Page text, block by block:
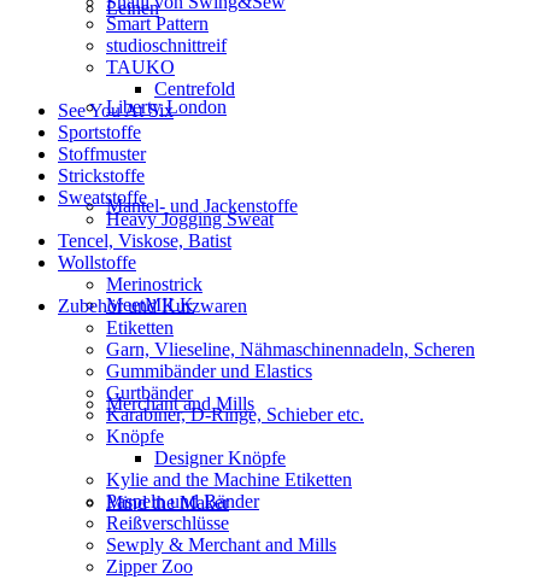
Leinen
Liberty London
Mantel- und Jackenstoffe
MeetMILK
Merchant and Mills
Mind the Maker
Smart Pattern
studioschnittreif
TAUKO
Centrefold
See You At Six
Sportstoffe
Stoffmuster
Strickstoffe
Sweatstoffe
Heavy Jogging Sweat
Tencel, Viskose, Batist
Wollstoffe
Merinostrick
Zubehör und Kurzwaren
Etiketten
Garn, Vlieseline, Nähmaschinennadeln, Scheren
Gummibänder und Elastics
Gurtbänder
Karabiner, D-Ringe, Schieber etc.
Knöpfe
Designer Knöpfe
Kylie and the Machine Etiketten
Paspeln und Bänder
Reißverschlüsse
Sewply & Merchant and Mills
Zipper Zoo